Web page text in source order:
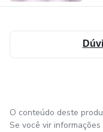
O conteúdo deste
Se você vir